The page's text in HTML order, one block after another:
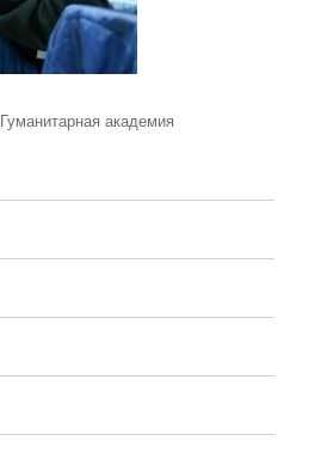
Метки
Гуманитарная академия